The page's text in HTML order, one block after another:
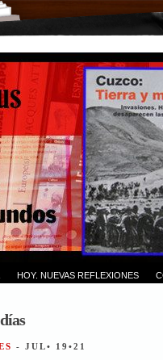
HOY. NUEVAS REFLEXIONES
- JUL• 19•21